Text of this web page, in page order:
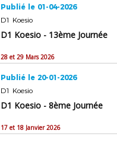
Publié le 01-04-2026
D1 Koesio
D1 Koesio - 13ème Journée
28 et 29 Mars 2026
Publié le 20-01-2026
D1 Koesio
D1 Koesio - 8ème Journée
17 et 18 Janvier 2026